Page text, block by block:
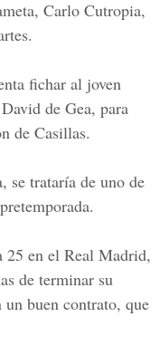
Carlo Cutropia,
fichar al joven
de Gea, para
de Casillas.
se trataría de uno de
25 en el Real Madrid,
de terminar su
buen contrato, que